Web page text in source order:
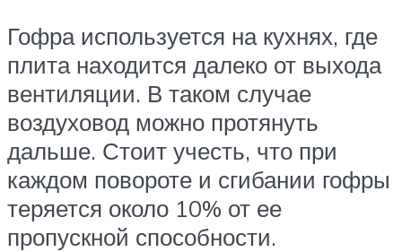
Гофра используется на кухнях, где
плита находится далеко от выхода
вентиляции. В таком случае
воздуховод можно протянуть
дальше. Стоит учесть, что при
каждом повороте и сгибании гофры
теряется около 10% от ее
пропускной способности.